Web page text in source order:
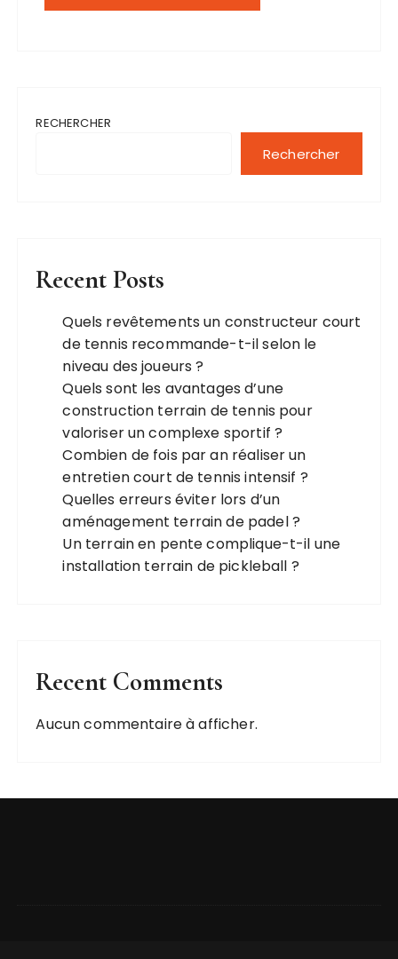
RECHERCHER
Rechercher
Recent Posts
Quels revêtements un constructeur court
de tennis recommande-t-il selon le
niveau des joueurs ?
Quels sont les avantages d’une
construction terrain de tennis pour
valoriser un complexe sportif ?
Combien de fois par an réaliser un
entretien court de tennis intensif ?
Quelles erreurs éviter lors d’un
aménagement terrain de padel ?
Un terrain en pente complique-t-il une
installation terrain de pickleball ?
Recent Comments
Aucun commentaire à afficher.